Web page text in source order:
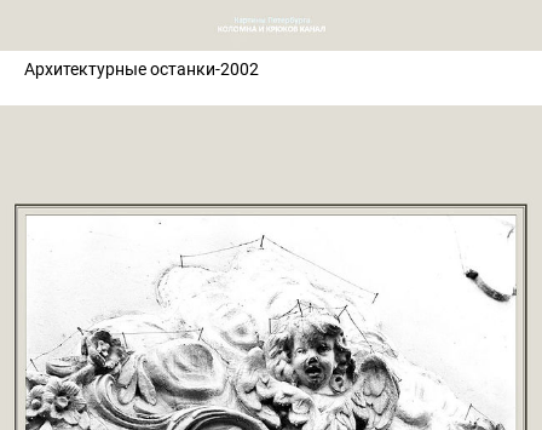
Архитектурные останки-2002